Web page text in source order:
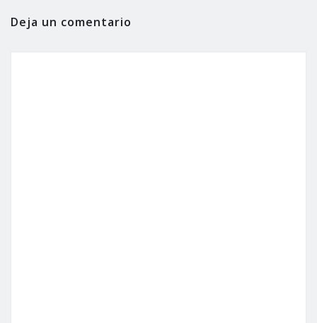
Deja un comentario